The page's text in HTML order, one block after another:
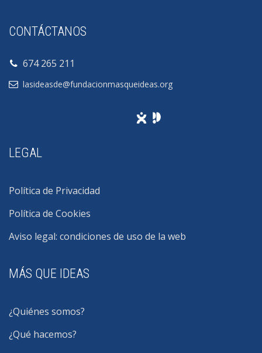
CONTÁCTANOS
674 265 211
lasideasde@fundacionmasqueideas.org
LEGAL
Política de Privacidad
Política de Cookies
Aviso legal: condiciones de uso de la web
MÁS QUE IDEAS
¿Quiénes somos?
¿Qué hacemos?